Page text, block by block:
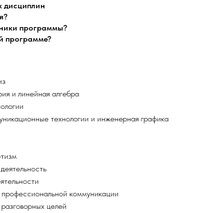
дисциплин
программы?
программе?
и линейная алгебра
технологии и инженерная графика
коммуникации
целей